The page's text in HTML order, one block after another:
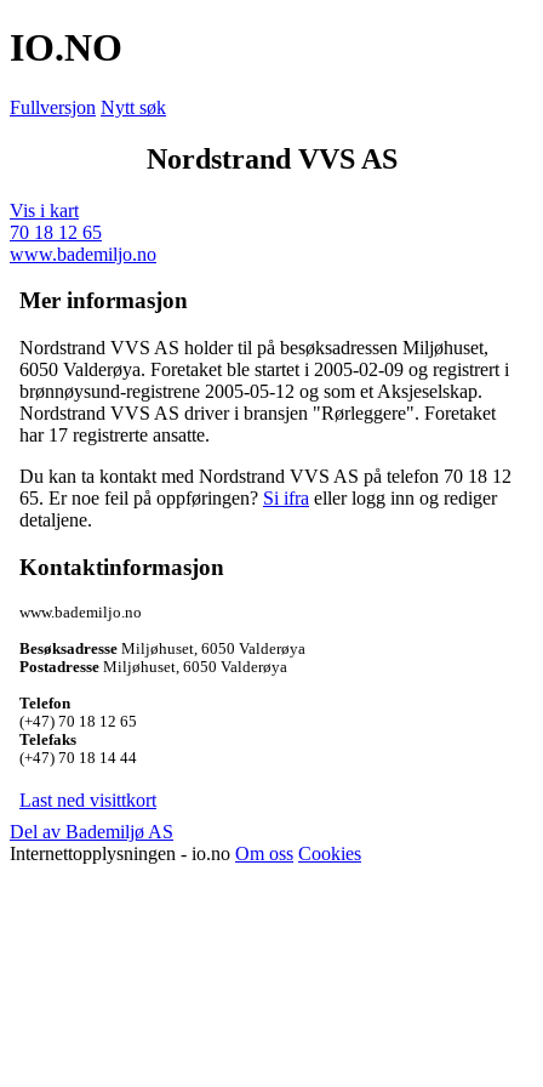
IO.NO
Fullversjon Nytt søk
Nordstrand VVS AS
Vis i kart
70 18 12 65
www.bademiljo.no
Mer informasjon
Nordstrand VVS AS holder til på besøksadressen Miljøhuset,
6050 Valderøya. Foretaket ble startet i 2005-02-09 og registrert i
brønnøysund-registrene 2005-05-12 og som et Aksjeselskap.
Nordstrand VVS AS driver i bransjen "Rørleggere". Foretaket
har 17 registrerte ansatte.
Du kan ta kontakt med Nordstrand VVS AS på telefon 70 18 12
65. Er noe feil på oppføringen? Si ifra eller logg inn og rediger
detaljene.
Kontaktinformasjon
www.bademiljo.no
Besøksadresse Miljøhuset 6050 Valderøya
Postadresse Miljøhuset 6050 Valderøya
Telefon
(+47) 70 18 12 65
Telefaks
(+47) 70 18 14 44
Last ned visittkort
Del av Bademiljø AS
Internettopplysningen - io.no Om oss Cookies